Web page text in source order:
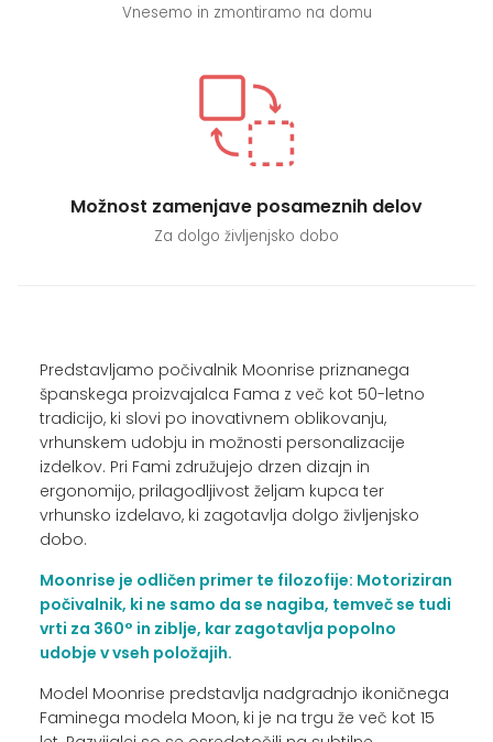
Vnesemo in zmontiramo na domu
Možnost zamenjave posameznih delov
Za dolgo življenjsko dobo
Predstavljamo počivalnik Moonrise priznanega
španskega proizvajalca Fama z več kot 50-letno
tradicijo, ki slovi po inovativnem oblikovanju,
vrhunskem udobju in možnosti personalizacije
izdelkov. Pri Fami združujejo drzen dizajn in
ergonomijo, prilagodljivost željam kupca ter
vrhunsko izdelavo, ki zagotavlja dolgo življenjsko
dobo.
Moonrise je odličen primer te filozofije: Motoriziran
počivalnik, ki ne samo da se nagiba, temveč se tudi
vrti za 360° in ziblje, kar zagotavlja popolno
udobje v vseh položajih.
Model Moonrise predstavlja nadgradnjo ikoničnega
Faminega modela Moon, ki je na trgu že več kot 15